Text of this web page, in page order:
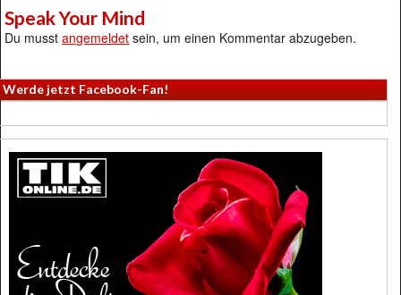
Speak Your Mind
Du musstangemeldet sein, um einen Kommentar abzugeben.
Werde jetzt Facebook-Fan!